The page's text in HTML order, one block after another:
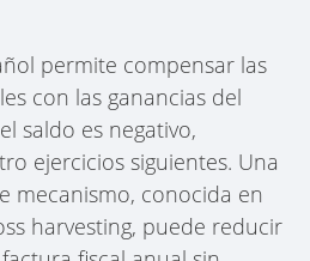
permite compensar las
con las ganancias del
saldo es negativo,
ejercicios siguientes. Una
mecanismo, conocida en
harvesting, puede reducir